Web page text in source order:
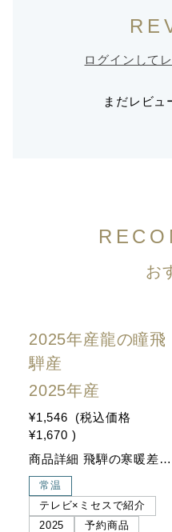
ログインして
まだレビュ
お
2025年産龍の瞳飛
騨産
2025年産
¥1,546
(税込価格
¥1,670 )
商品詳細 飛騨の寒暖差が大粒を作る 龍の瞳の発祥地である岐阜県飛騨地方で栽培。標高の高い飛騨地方特有の昼夜の寒暖差を活かして育てられ、他の地域で栽培されたものより比較的粒が大きいのが特徴です。
常温
テレビ×ミセスで紹介
2025
予約商品